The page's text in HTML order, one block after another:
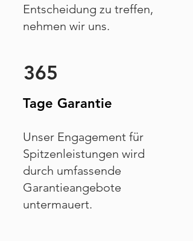
Entscheidung zu treffen,
nehmen wir uns.
365
Tage Garantie
Unser Engagement für
Spitzenleistungen wird
durch umfassende
Garantieangebote
untermauert.